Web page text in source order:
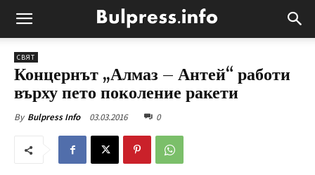
СВЯТ
Концернът „Алмаз – Антей“ работи
върху пето поколение ракети
By Bulpress Info 03.03.2016 0